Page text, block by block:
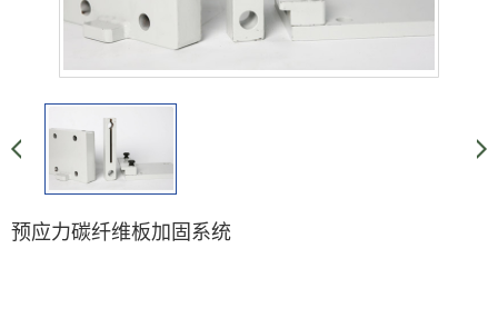
预应力碳纤维板加固系统